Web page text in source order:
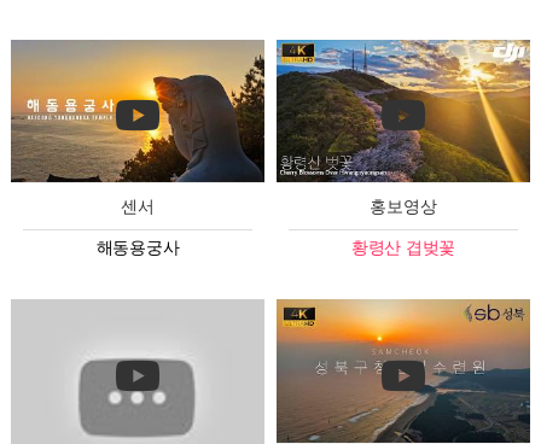
센서
해동용궁사
홍보영상
황령산 겹벚꽃